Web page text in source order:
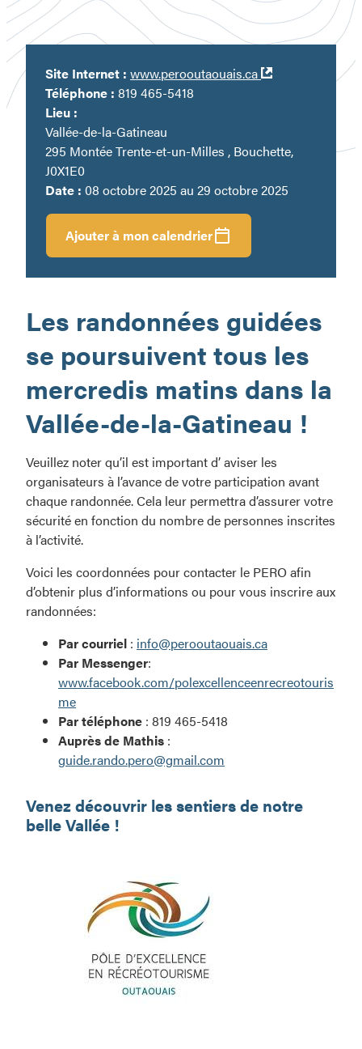
Ajouter à mon calendrier
Date : 08 octobre 2025 au 29 octobre 2025
Lieu :
Vallée-de-la-Gatineau
295 Montée Trente-et-un-Milles , Bouchette,
J0X1E0
Téléphone : 819 465-5418
Site Internet : www.perooutaouais.ca
Ouvre
fenêtre
Les randonnées guidées
se poursuivent tous les
mercredis matins dans la
Vallée-de-la-Gatineau !
Veuillez noter qu’il est important d’ aviser les
organisateurs à l’avance de votre participation avant
chaque randonnée. Cela leur permettra d’assurer votre
sécurité en fonction du nombre de personnes inscrites
à l’activité.
Voici les coordonnées pour contacter le PERO afin
d’obtenir plus d’informations ou pour vous inscrire aux
randonnées:
Par courriel : info@perooutaouais.ca
Par Messenger:
www.facebook.com/polexcellenceenrecreotouris
me
Par téléphone : 819 465-5418
Auprès de Mathis :
guide.rando.pero@gmail.com
Venez découvrir les sentiers de notre
belle Vallée !